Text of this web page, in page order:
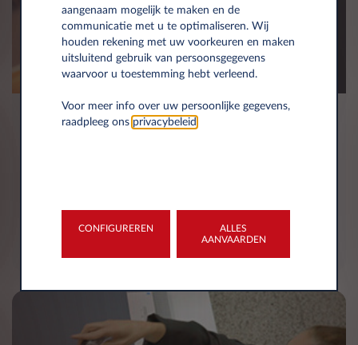
Contacteer ons
CONTACTEER ONS NU
aangenaam mogelijk te maken en de
communicatie met u te optimaliseren. Wij
houden rekening met uw voorkeuren en maken
uitsluitend gebruik van persoonsgegevens
waarvoor u toestemming hebt verleend.
Voor meer info over uw persoonlijke gegevens,
raadpleeg ons privacybeleid
CONFIGUREREN
ALLES
AANVAARDEN